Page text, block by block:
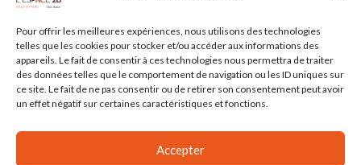
Pour offrir les meilleures expériences, nous utilisons des technologies
telles que les cookies pour stocker et/ou accéder aux informations des
appareils. Le fait de consentir à ces technologies nous permettra de traiter
des données telles que le comportement de navigation ou les ID uniques sur
ce site. Le fait de ne pas consentir ou de retirer son consentement peut avoir
un effet négatif sur certaines caractéristiques et fonctions.
Accepter
Lun : 7h30/17h30
Mar : 7h30/17h30
Mer : 7h30/17h30
Jeu : 7h30/17h30